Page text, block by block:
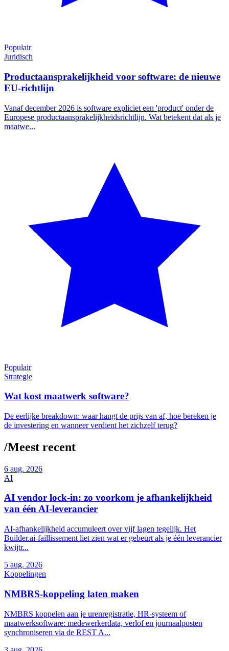
Populair
Juridisch
Productaansprakelijkheid voor software: de nieuwe
EU-richtlijn
Vanaf december 2026 is software expliciet een 'product' onder de
Europese productaansprakelijkheidsrichtlijn. Wat betekent dat als je
maatwe...
Populair
Strategie
Wat kost maatwerk software?
De eerlijke breakdown: waar hangt de prijs van af, hoe bereken je
de investering en wanneer verdient het zichzelf terug?
/Meest recent
6 aug. 2026
AI
AI vendor lock-in: zo voorkom je afhankelijkheid
van één AI-leverancier
AI-afhankelijkheid accumuleert over vijf lagen tegelijk. Het
Builder.ai-faillissement liet zien wat er gebeurt als je één leverancier
kwijtr...
5 aug. 2026
Koppelingen
NMBRS-koppeling laten maken
NMBRS koppelen aan je urenregistratie, HR-systeem of
maatwerksoftware: medewerkerdata, verlof en journaalposten
synchroniseren via de REST A...